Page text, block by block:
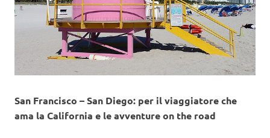
San Francisco – San Diego: per il viaggiatore che
ama la California e le avventure on the road